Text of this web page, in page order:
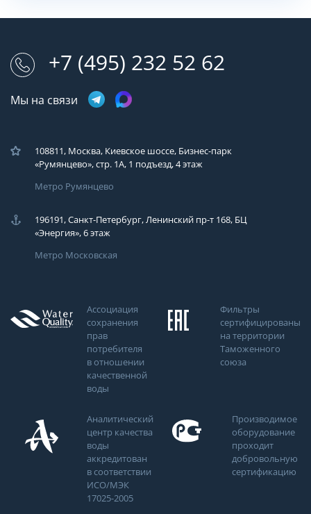
+7 (495) 232 52 62
Мы на связи
108811, Москва, Киевское шоссе, Бизнес-парк
«Румянцево», стр. 1А, 1 подъезд, 4 этаж
Метро Румянцево
196191, Санкт-Петербург, Ленинский пр-т 168, БЦ
«Энергия», 6 этаж
Метро Московская
Ассоциация
сохранения
прав
потребителя
в отношении
качественной
воды
Фильтры
сертифицированы
на территории
Таможенного
союза
Аналитический
центр качества
воды
аккредитован
в соответствии
ИСО/МЭК
17025-2005
Производимое
оборудование
проходит
добровольную
сертификацию